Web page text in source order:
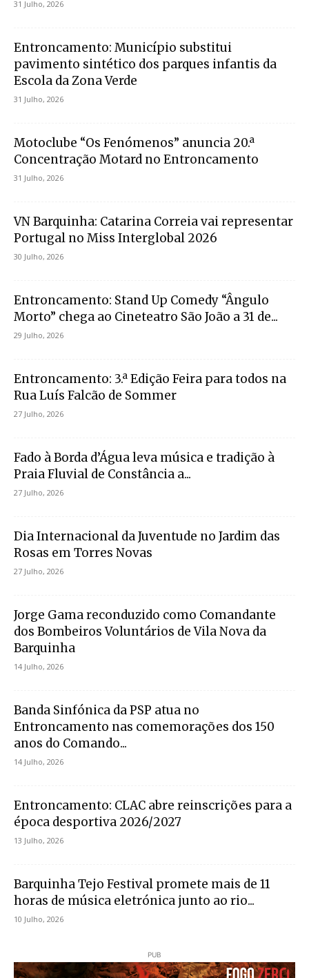
31 Julho, 2026
Entroncamento: Município substitui
pavimento sintético dos parques infantis da
Escola da Zona Verde
31 Julho, 2026
Motoclube “Os Fenómenos” anuncia 20.ª
Concentração Motard no Entroncamento
31 Julho, 2026
VN Barquinha: Catarina Correia vai representar
Portugal no Miss Interglobal 2026
30 Julho, 2026
Entroncamento: Stand Up Comedy “Ângulo
Morto” chega ao Cineteatro São João a 31 de...
29 Julho, 2026
Entroncamento: 3.ª Edição Feira para todos na
Rua Luís Falcão de Sommer
27 Julho, 2026
Fado à Borda d’Água leva música e tradição à
Praia Fluvial de Constância a...
27 Julho, 2026
Dia Internacional da Juventude no Jardim das
Rosas em Torres Novas
27 Julho, 2026
Jorge Gama reconduzido como Comandante
dos Bombeiros Voluntários de Vila Nova da
Barquinha
14 Julho, 2026
Banda Sinfónica da PSP atua no
Entroncamento nas comemorações dos 150
anos do Comando...
14 Julho, 2026
Entroncamento: CLAC abre reinscrições para a
época desportiva 2026/2027
13 Julho, 2026
Barquinha Tejo Festival promete mais de 11
horas de música eletrónica junto ao rio...
10 Julho, 2026
PUB